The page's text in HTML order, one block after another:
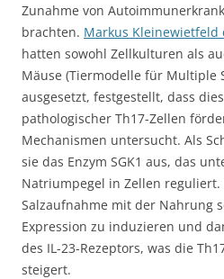
Zunahme von
brachten. Markus Kleinewietfeld
hatten sowohl Zellkulturen als
Mäuse (Tiermodelle für Multiple
ausgesetzt, festgestellt, dass
pathologischer Th17-Zellen
Mechanismen untersucht. Als
sie das Enzym SGK1 aus, das
Natriumpegel in Zellen reguliert.
Salzaufnahme mit der Nahrung
Expression zu induzieren und
des IL-23-Rezeptors, was die
steigert.